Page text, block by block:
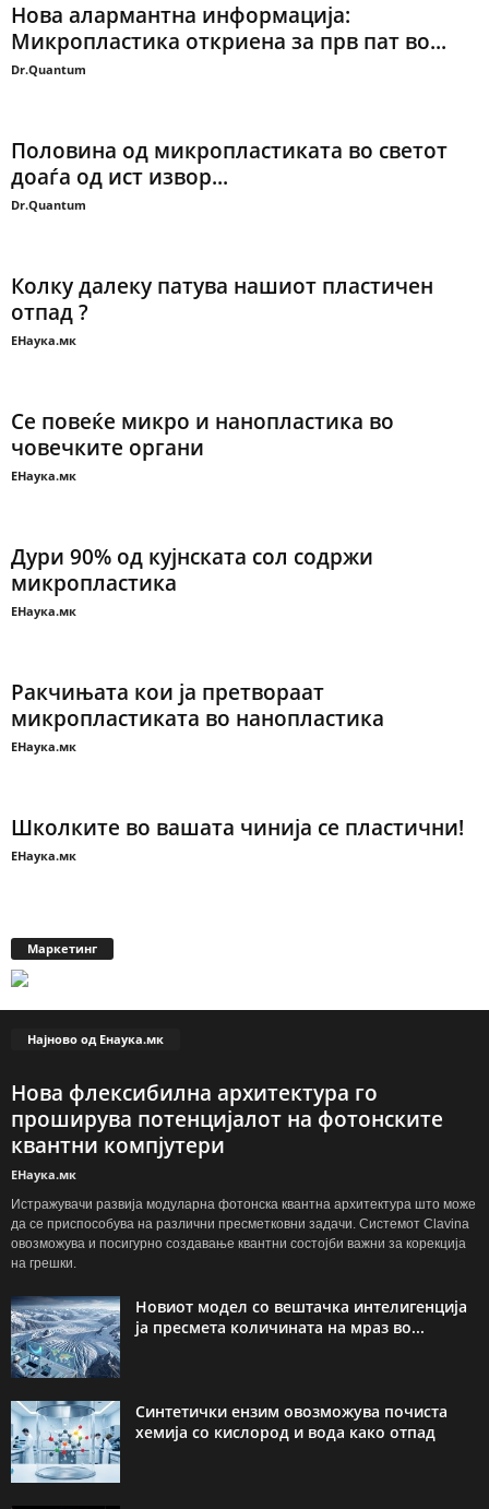
Нова алармантна информација:
Микропластика откриена за прв пат во...
Dr.Quantum
Половина од микропластиката во светот
доаѓа од ист извор...
Dr.Quantum
Колку далеку патува нашиот пластичен
отпад ?
ЕНаука.мк
Се повеќе микро и нанопластика во
човечките органи
ЕНаука.мк
Дури 90% од кујнската сол содржи
микропластика
ЕНаука.мк
Ракчињата кои ја претвораат
микропластиката во нанопластика
ЕНаука.мк
Школките во вашата чинија се пластични!
ЕНаука.мк
Маркетинг
Најново од Енаука.мк
Нова флексибилна архитектура го
проширува потенцијалот на фотонските
квантни компјутери
ЕНаука.мк
Истражувачи развија модуларна фотонска квантна архитектура што може
да се приспособува на различни пресметковни задачи. Системот Clavina
овозможува и посигурно создавање квантни состојби важни за корекција
на грешки.
Новиот модел со вештачка интелигенција
ја пресмета количината на мраз во...
Синтетички ензим овозможува почиста
хемија со кислород и вода како отпад